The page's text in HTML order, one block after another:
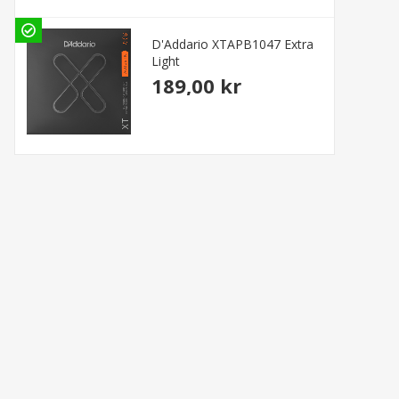
D'Addario XTAPB1047 Extra
Light
189,00 kr